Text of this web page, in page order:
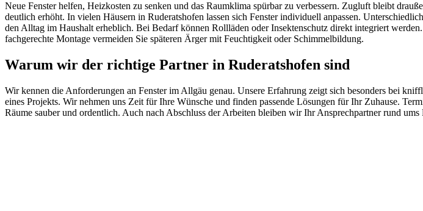
Neue Fenster helfen, Heizkosten zu senken und das Raumklima spürbar zu verbessern. Zugluft bleibt
deutlich erhöht. In vielen Häusern in Ruderatshofen lassen sich Fenster individuell anpassen.
den Alltag im Haushalt erheblich. Bei Bedarf können Rollläden oder Insektenschutz direkt integriert
fachgerechte Montage vermeiden Sie späteren Ärger mit Feuchtigkeit oder Schimmelbildung.
Warum wir der richtige Partner in Ruderatshofen sind
Wir kennen die Anforderungen an Fenster im Allgäu genau. Unsere Erfahrung zeigt sich besonders bei
eines Projekts. Wir nehmen uns Zeit für Ihre Wünsche und finden passende Lösungen für Ihr Zuhause.
Räume sauber und ordentlich. Auch nach Abschluss der Arbeiten bleiben wir Ihr Ansprechpartner rund ums